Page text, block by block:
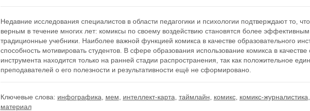
Недавние исследования специалистов в области педагогики и психологии подтверждают то,
верным в течение многих лет: комиксы по своему воздействию становятся более
традиционные учебники. Наиболее важной функцией комикса в качестве образовательного
способность мотивировать студентов. В сфере образования использование комикса в качестве
инструмента находится только на ранней стадии распространения, так как положительное
преподавателей о его полезности и результативности ещё не сформировано.
Ключевые слова: инфографика мем интеллект-карта таймлайн комикс, комикс-журналистика
материал